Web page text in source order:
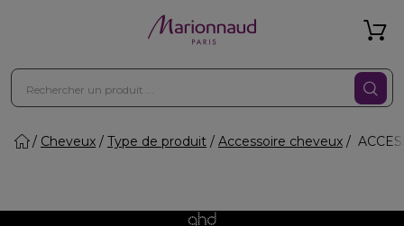
Cheveux Type de produit Accessoire cheveux